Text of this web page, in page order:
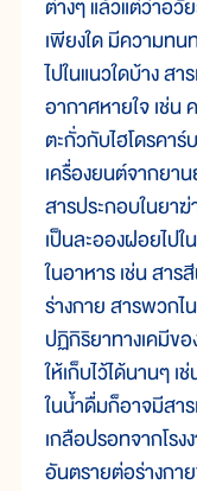
ต่างๆ แล้วแต่ว่าอวั
เพียงใด มีความทน
ไปในแนวใดบ้าง สาร
อากาศหายใจ เช่น
ตะกั่วกับไฮโดรคา
เครื่องยนต์จากยาน
สารประกอบในยาฆ่
เป็นละอองฝอยไปใน
ในอาหาร เช่น สารสี
ร่างกาย สารพวกไ
ปฏิกิริยาทางเคมีขอ
ให้เก็บไว้ได้นานๆ เ
ในน้ำดื่มก็อาจมีสาร
เกลือปรอทจากโรง
อันตรายต่อร่างกาย